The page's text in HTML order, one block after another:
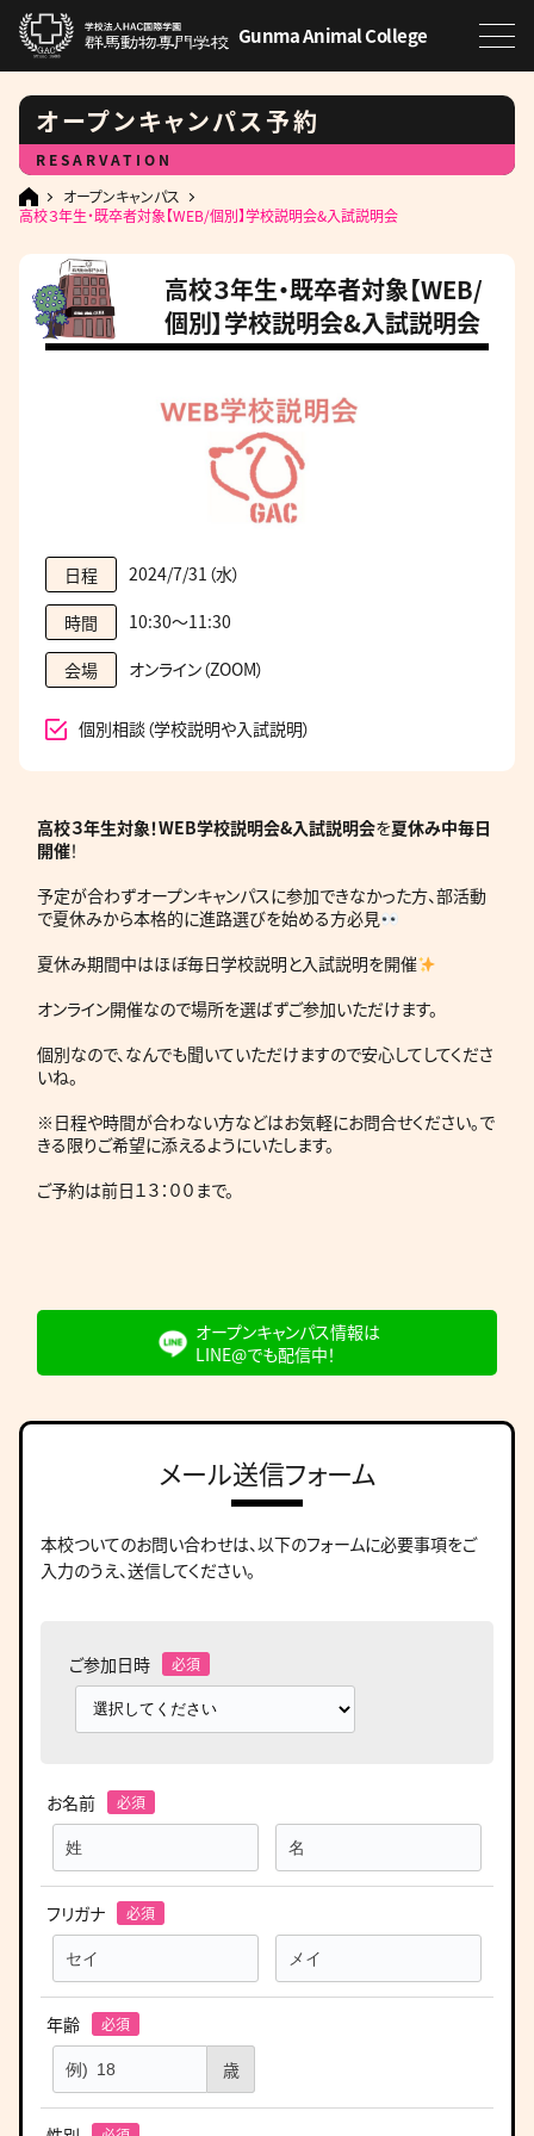
Gunma Animal College
オープンキャンパス予約
RESARVATION
オープンキャンパス
高校３年生・既卒者対象【WEB/個別】学校説明会&入試説明会
高校３年生・既卒者対象【WEB/
個別】学校説明会&入試説明会
日程 2024/7/31（水）
時間 10:30～11:30
会場 オンライン（ZOOM）
個別相談（学校説明や入試説明）
高校３年生対象！WEB学校説明会&入試説明会を夏休み中毎日
開催！
予定が合わずオープンキャンパスに参加できなかった方、部活動
で夏休みから本格的に進路選びを始める方必見
夏休み期間中はほぼ毎日学校説明と入試説明を開催
オンライン開催なので場所を選ばずご参加いただけます。
個別なので、なんでも聞いていただけますので安心してしてくださ
いね。
※日程や時間が合わない方などはお気軽にお問合せください。で
きる限りご希望に添えるようにいたします。
ご予約は前日１３：００まで。
オープンキャンパス情報は
LINE@でも配信中！
メール送信フォーム
本校ついてのお問い合わせは、以下のフォームに必要事項をご
入力のうえ、送信してください。
ご参加日時
お名前
フリガナ
年齢
歳